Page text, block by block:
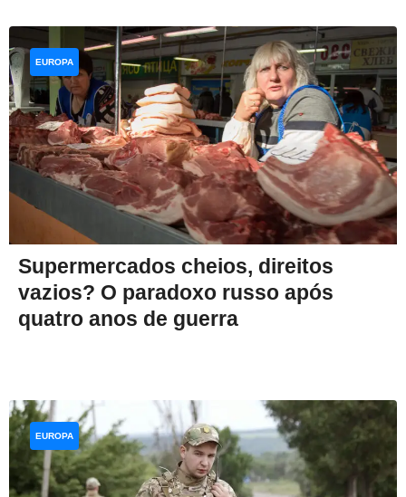
Supermercados cheios, direitos
vazios? O paradoxo russo após
quatro anos de guerra
EUROPA
EUROPA